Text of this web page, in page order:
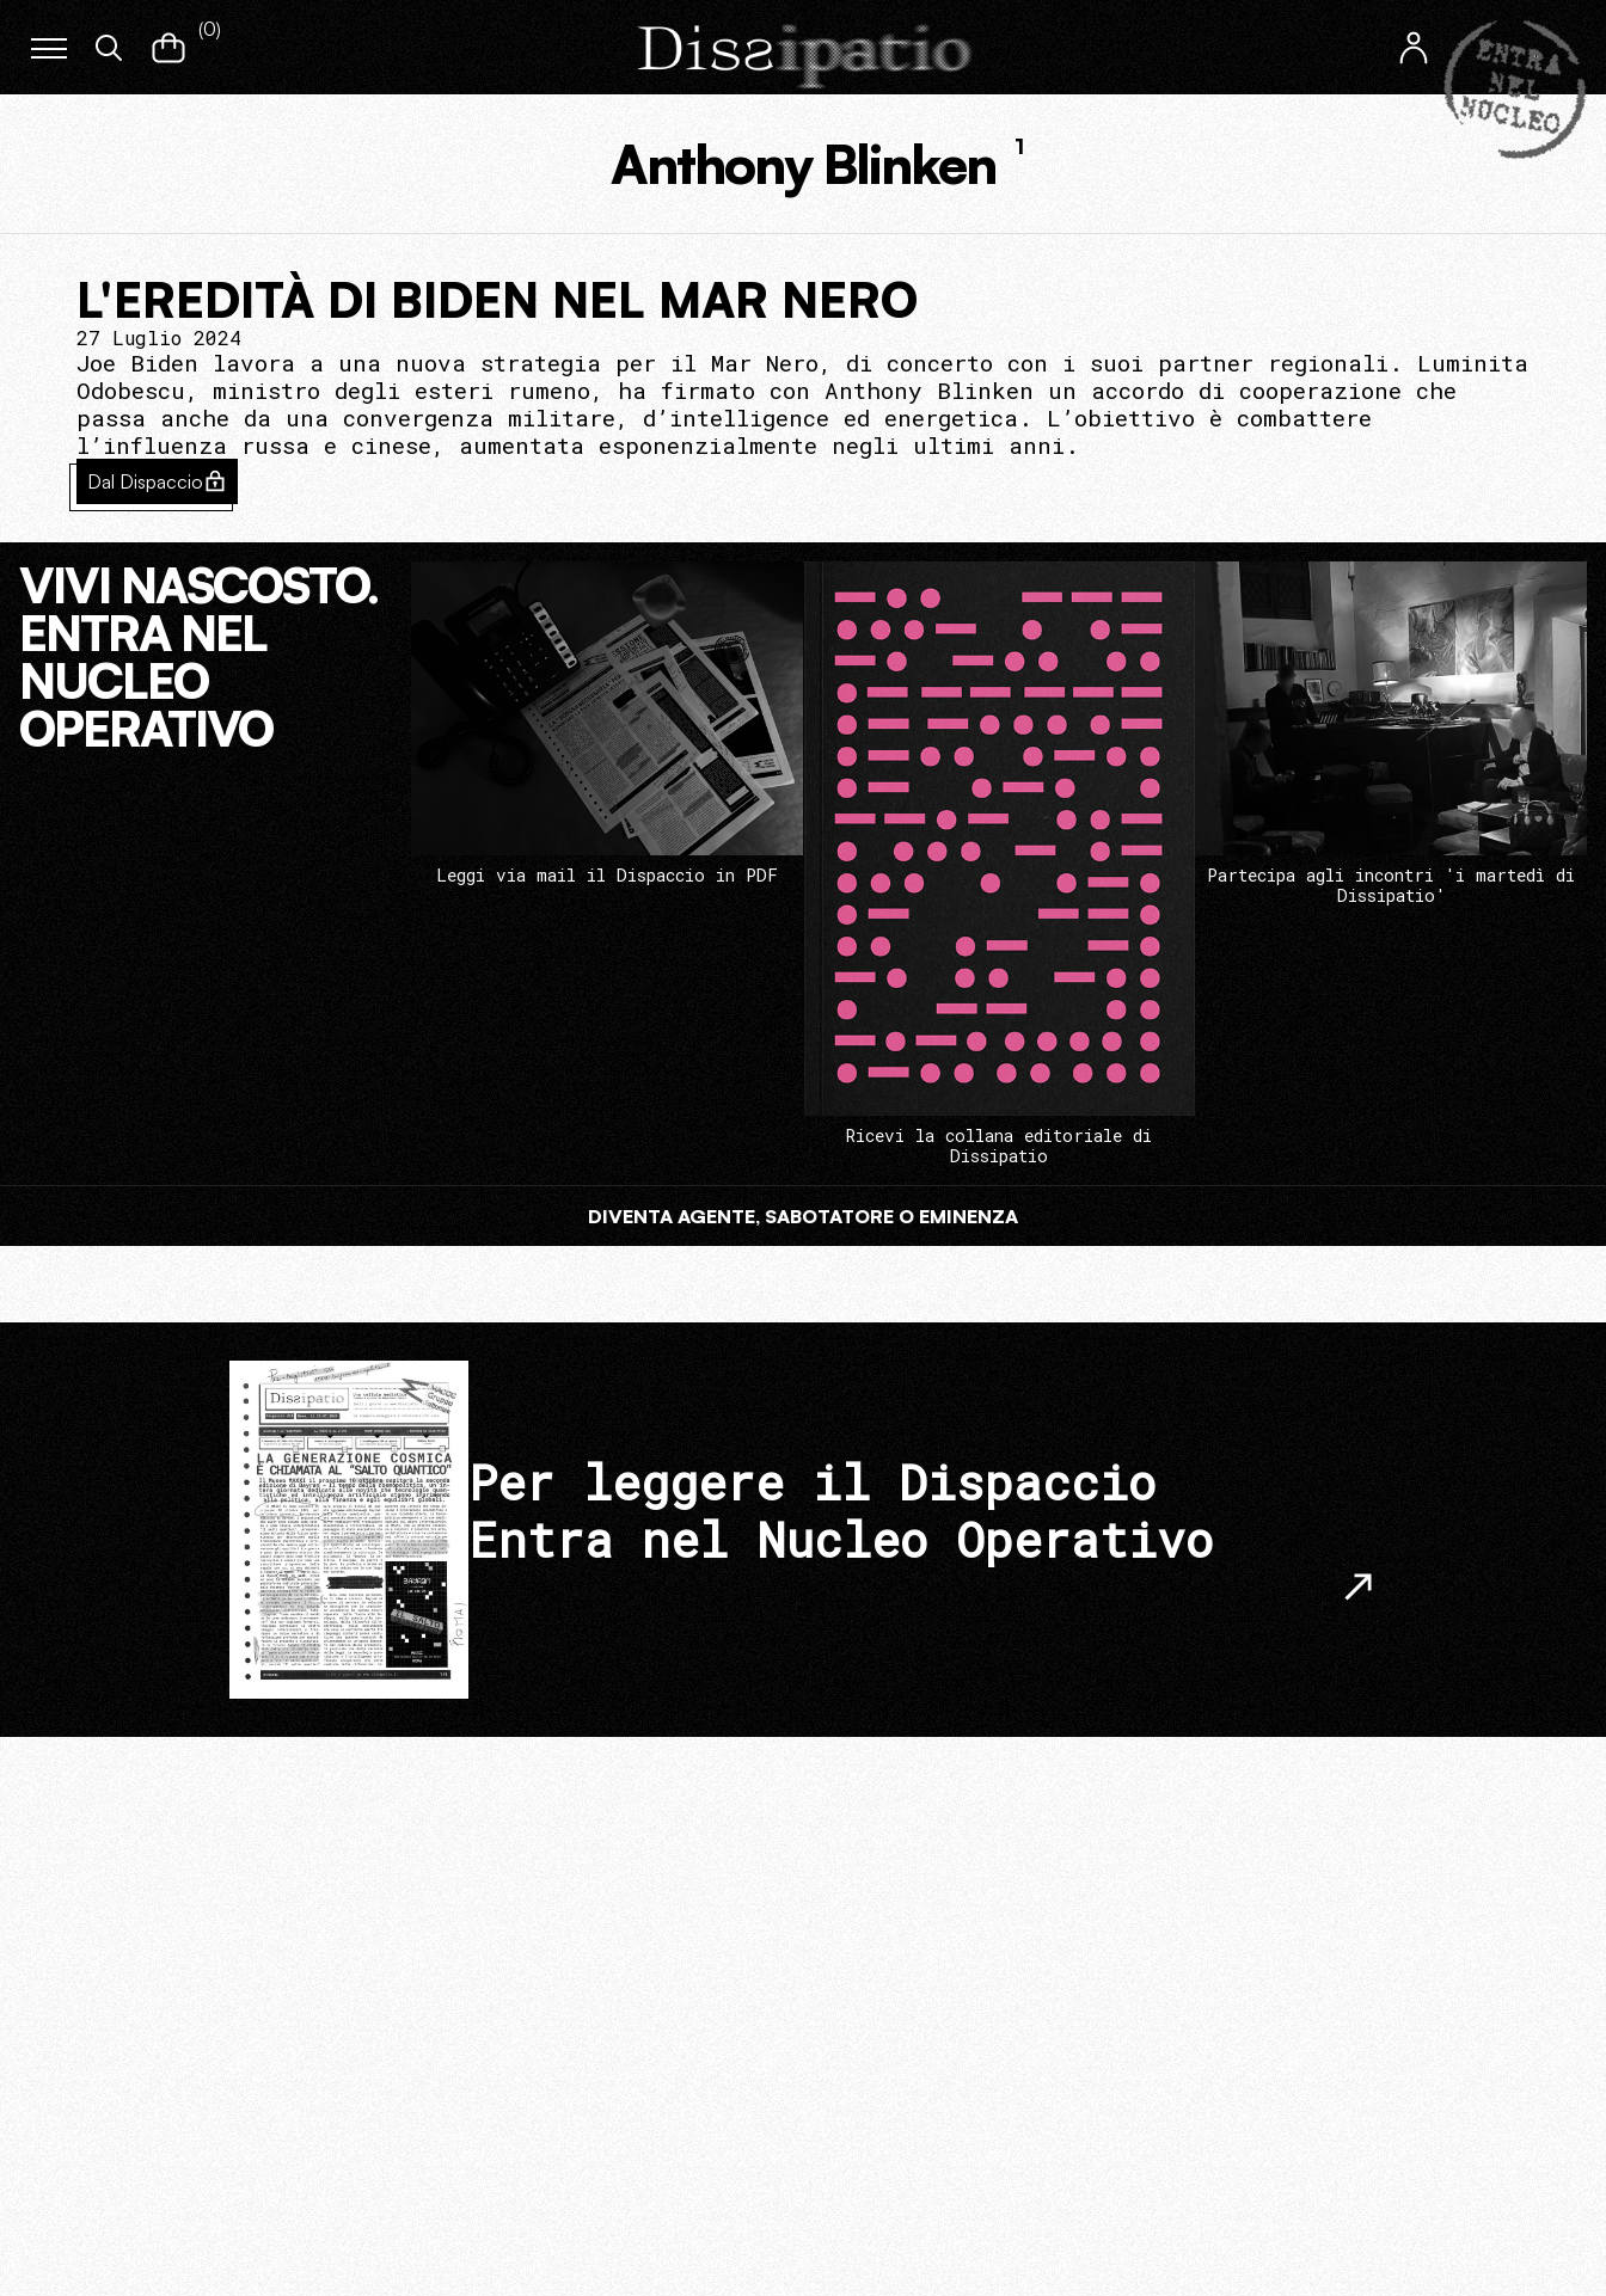
(0)
Anthony Blinken 1
L'EREDITÀ DI BIDEN NEL MAR NERO
27 Luglio 2024
Joe Biden lavora a una nuova strategia per il Mar Nero, di concerto con i suoi partner regionali. Luminita
Odobescu, ministro degli esteri rumeno, ha firmato con Anthony Blinken un accordo di cooperazione che
passa anche da una convergenza militare, d’intelligence ed energetica. L’obiettivo è combattere
l’influenza russa e cinese, aumentata esponenzialmente negli ultimi anni.
Dal Dispaccio
VIVI NASCOSTO.
ENTRA NEL
NUCLEO
OPERATIVO
Leggi via mail il Dispaccio in PDF
Ricevi la collana editoriale di
Dissipatio
Partecipa agli incontri 'i martedì di
Dissipatio'
DIVENTA AGENTE, SABOTATORE O EMINENZA
Per leggere il Dispaccio
Entra nel Nucleo Operativo